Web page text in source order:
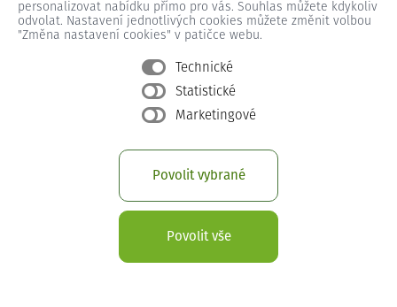
personalizovat nabídku přímo pro vás. Souhlas můžete kdykoliv
odvolat. Nastavení jednotlivých cookies můžete změnit volbou
"Změna nastavení cookies" v patičce webu.
Technické
Statistické
Marketingové
Povolit vybrané
Povolit vše
Dyjákovičky č.p. 230
Dyjákovičky č.p. 231
Dyjákovičky č.p. 232